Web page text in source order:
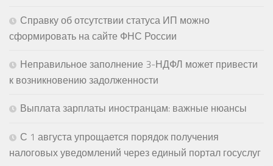
Справку об отсутствии статуса ИП можно
сформировать на сайте ФНС России
Неправильное заполнение 3-НДФЛ может привести
к возникновению задолженности
Выплата зарплаты иностранцам: важные нюансы
С 1 августа упрощается порядок получения
налоговых уведомлений через единый портал госуслуг